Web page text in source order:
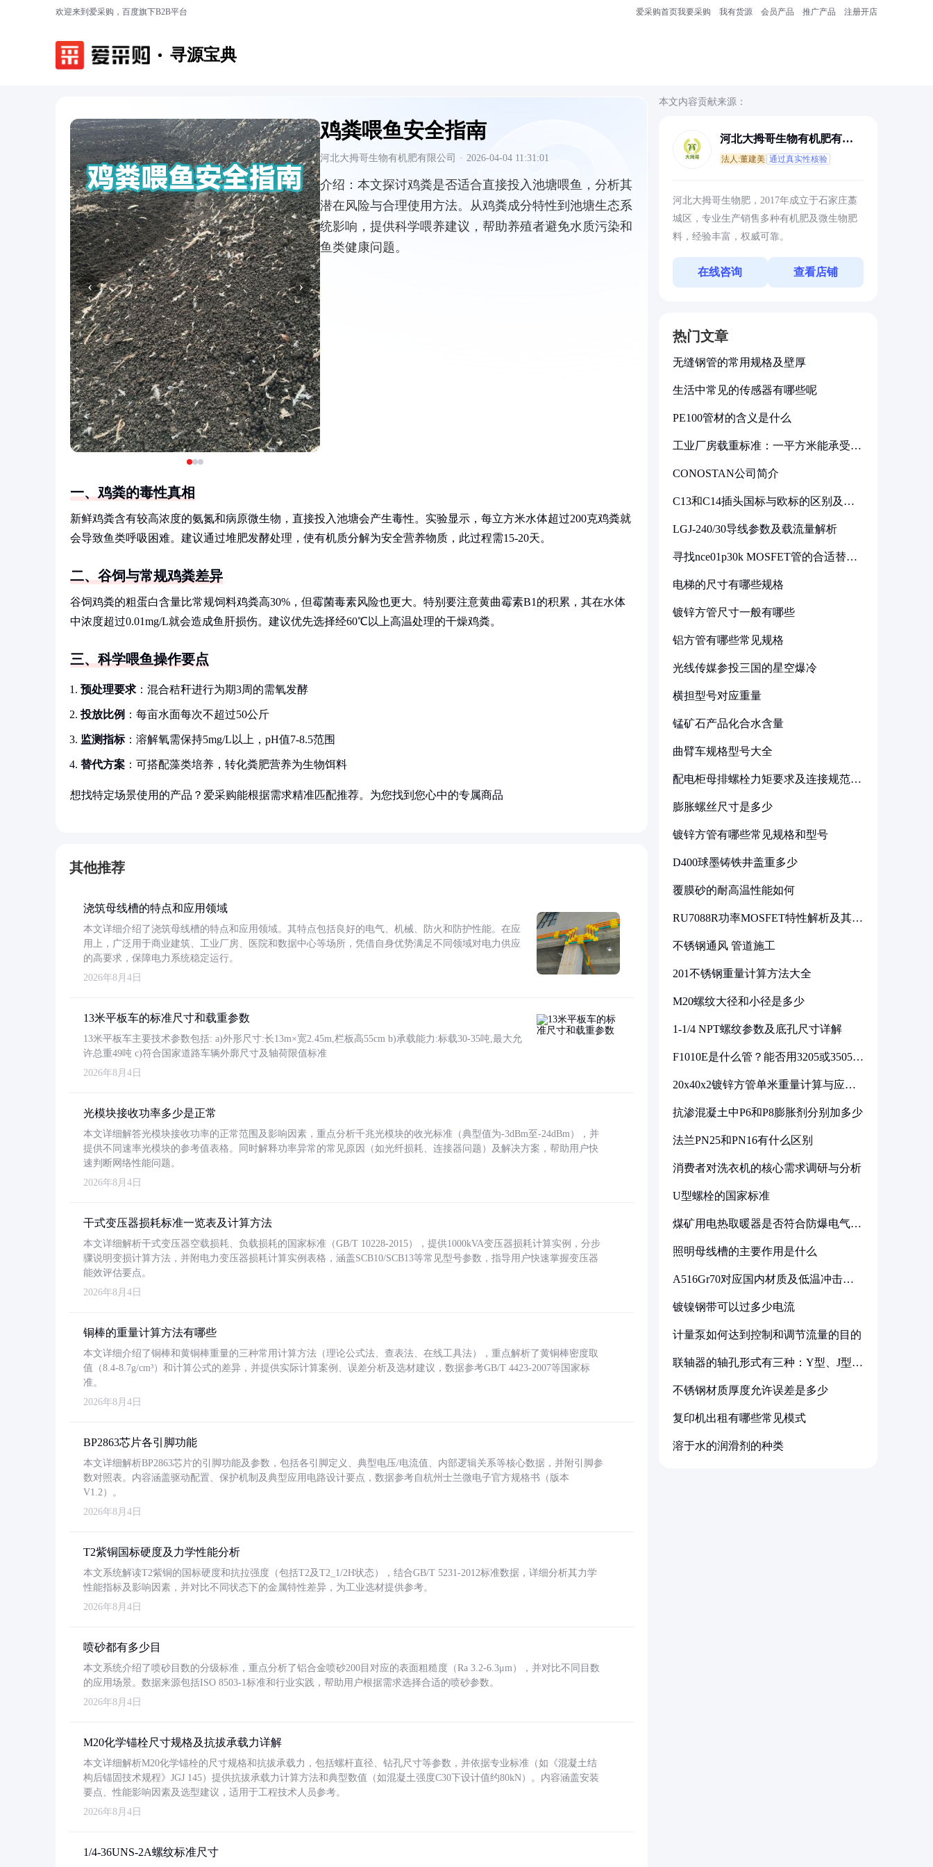
欢迎来到爱采购，百度旗下B2B平台 爱采购首页我要采购 我有货源 会员产品 推广产品 注册开店
寻源宝典
‹ ›
鸡粪喂鱼安全指南
河北大拇哥生物有机肥有限公司 · 2026-04-04 11:31:01
介绍： 本文探讨鸡粪是否适合直接投入池塘喂鱼，分析其
潜在风险与合理使用方法。从鸡粪成分特性到池塘生态系
统影响，提供科学喂养建议，帮助养殖者避免水质污染和
鱼类健康问题。
一、鸡粪的毒性真相
新鲜鸡粪含有较高浓度的氨氮和病原微生物，直接投入池塘会产生毒性。实验显示，每立方米水体超过200克鸡粪就
会导致鱼类呼吸困难。建议通过堆肥发酵处理，使有机质分解为安全营养物质，此过程需15-20天。
二、谷饲与常规鸡粪差异
谷饲鸡粪的粗蛋白含量比常规饲料鸡粪高30%，但霉菌毒素风险也更大。特别要注意黄曲霉素B1的积累，其在水体
中浓度超过0.01mg/L就会造成鱼肝损伤。建议优先选择经60℃以上高温处理的干燥鸡粪。
三、科学喂鱼操作要点
预处理要求 ：混合秸秆进行为期3周的需氧发酵
投放比例 ：每亩水面每次不超过50公斤
监测指标：溶解氧需保持5mg/L以上，pH值7-8.5范围
替代方案 ：可搭配藻类培养，转化粪肥营养为生物饵料
想找特定场景使用的产品？爱采购能根据需求精准匹配推荐。为您找到您心中的专属商品
其他推荐
浇筑母线槽的特点和应用领域
本文详细介绍了浇筑母线槽的特点和应用领域。其特点包括良好的电气、机械、防火和防护性能。在应
用上，广泛用于商业建筑、工业厂房、医院和数据中心等场所，凭借自身优势满足不同领域对电力供应
的高要求，保障电力系统稳定运行。
2026年8月4日
13米平板车的标准尺寸和载重参数
13米平板车主要技术参数包括: a)外形尺寸:长13m×宽2.45m,栏板高55cm b)承载能力:标载30-35吨,最大允
许总重49吨 c)符合国家道路车辆外廓尺寸及轴荷限值标准
2026年8月4日
光模块接收功率多少是正常
本文详细解答光模块接收功率的正常范围及影响因素，重点分析千兆光模块的收光标准（典型值为-3dBm至-24dBm），并
提供不同速率光模块的参考值表格。同时解释功率异常的常见原因（如光纤损耗、连接器问题）及解决方案，帮助用户快
速判断网络性能问题。
2026年8月4日
干式变压器损耗标准一览表及计算方法
本文详细解析干式变压器空载损耗、负载损耗的国家标准（GB/T 10228-2015），提供1000kVA变压器损耗计算实例，分步
骤说明变损计算方法，并附电力变压器损耗计算实例表格，涵盖SCB10/SCB13等常见型号参数，指导用户快速掌握变压器
能效评估要点。
2026年8月4日
铜棒的重量计算方法有哪些
本文详细介绍了铜棒和黄铜棒重量的三种常用计算方法（理论公式法、查表法、在线工具法），重点解析了黄铜棒密度取
值（8.4-8.7g/cm³）和计算公式的差异，并提供实际计算案例、误差分析及选材建议，数据参考GB/T 4423-2007等国家标
准。
2026年8月4日
BP2863芯片各引脚功能
本文详细解析BP2863芯片的引脚功能及参数，包括各引脚定义、典型电压/电流值、内部逻辑关系等核心数据，并附引脚参
数对照表。内容涵盖驱动配置、保护机制及典型应用电路设计要点，数据参考自杭州士兰微电子官方规格书（版本
V1.2）。
2026年8月4日
T2紫铜国标硬度及力学性能分析
本文系统解读T2紫铜的国标硬度和抗拉强度（包括T2及T2_1/2H状态），结合GB/T 5231-2012标准数据，详细分析其力学
性能指标及影响因素，并对比不同状态下的金属特性差异，为工业选材提供参考。
2026年8月4日
喷砂都有多少目
本文系统介绍了喷砂目数的分级标准，重点分析了铝合金喷砂200目对应的表面粗糙度（Ra 3.2-6.3μm），并对比不同目数
的应用场景。数据来源包括ISO 8503-1标准和行业实践，帮助用户根据需求选择合适的喷砂参数。
2026年8月4日
M20化学锚栓尺寸规格及抗拔承载力详解
本文详细解析M20化学锚栓的尺寸规格和抗拔承载力，包括螺杆直径、钻孔尺寸等参数，并依据专业标准（如《混凝土结
构后锚固技术规程》JGJ 145）提供抗拔承载力计算方法和典型数值（如混凝土强度C30下设计值约80kN）。内容涵盖安装
要点、性能影响因素及选型建议，适用于工程技术人员参考。
2026年8月4日
1/4-36UNS-2A螺纹标准尺寸
本文内容贡献来源：
河北大拇哥生物有机肥有限
法人:董建美 通过真实性核验
河北大拇哥生物肥，2017年成立于石家庄藁
城区，专业生产销售多种有机肥及微生物肥
料，经验丰富，权威可靠。
在线咨询 查看店铺
热门文章
无缝钢管的常用规格及壁厚
生活中常见的传感器有哪些呢
PE100管材的含义是什么
工业厂房载重标准：一平方米能承受多
CONOSTAN公司简介
C13和C14插头国标与欧标的区别及其
LGJ-240/30导线参数及载流量解析
寻找nce01p30k MOSFET管的合适替代
电梯的尺寸有哪些规格
镀锌方管尺寸一般有哪些
铝方管有哪些常见规格
光线传媒参投三国的星空爆冷
横担型号对应重量
锰矿石产品化合水含量
曲臂车规格型号大全
配电柜母排螺栓力矩要求及连接规范详
膨胀螺丝尺寸是多少
镀锌方管有哪些常见规格和型号
D400球墨铸铁井盖重多少
覆膜砂的耐高温性能如何
RU7088R功率MOSFET特性解析及其在
不锈钢通风 管道施工
201不锈钢重量计算方法大全
M20螺纹大径和小径是多少
1-1/4 NPT螺纹参数及底孔尺寸详解
F1010E是什么管？能否用3205或3505代
20x40x2镀锌方管单米重量计算与应用
抗渗混凝土中P6和P8膨胀剂分别加多少
法兰PN25和PN16有什么区别
消费者对洗衣机的核心需求调研与分析
U型螺栓的国家标准
煤矿用电热取暖器是否符合防爆电气设
照明母线槽的主要作用是什么
A516Gr70对应国内材质及低温冲击要
镀镍钢带可以过多少电流
计量泵如何达到控制和调节流量的目的
联轴器的轴孔形式有三种：Y型、J型、
不锈钢材质厚度允许误差是多少
复印机出租有哪些常见模式
溶于水的润滑剂的种类